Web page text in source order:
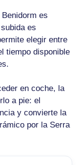
es
es
elegir entre
tiempo disponible
en coche, la
a pie: el
y convierte la
por la Serra